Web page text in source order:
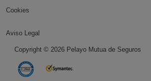
Cookies
Aviso Legal
Copyright © 2026Pelayo Mutua de Seguros